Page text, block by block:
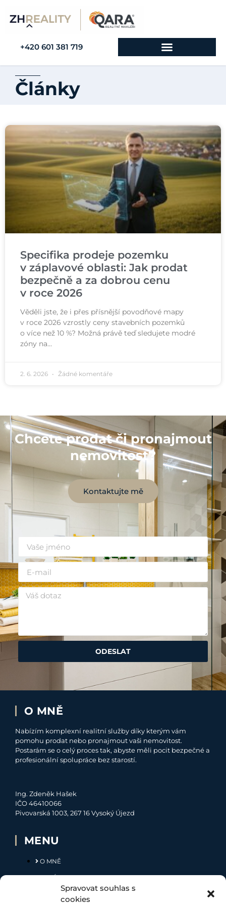
Spravovat souhlas s
cookies
+420 601 381 719
Články
Specifika prodeje pozemku
v záplavové oblasti: Jak prodat
bezpečně a za dobrou cenu
v roce 2026
Věděli jste, že i přes přísnější povodňové mapy
v roce 2026 vzrostly ceny stavebních pozemků
o více než 10 %? Možná právě teď sledujete modré
zóny na…
2. 6. 2026 Žádné komentáře
Chcete prodat či pronajmout
nemovitost?
Kontaktujte mě
ODESLAT
O MNĚ
Nabízím komplexní realitní služby díky kterým vám
pomohu prodat nebo pronajmout vaši nemovitost.
Postarám se o celý proces tak, abyste měli pocit bezpečné a
profesionální spolupráce bez starostí.
Ing. Zdeněk Hašek
IČO 46410066
Pivovarská 1003, 267 16 Vysoký Újezd
MENU
O MNĚ
NABÍDKA
MOJE SLUŽBY